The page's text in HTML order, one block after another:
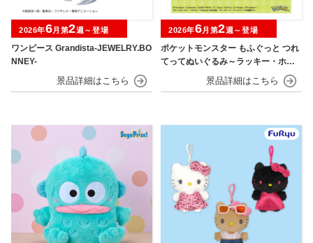
ワンピース Grandista-JEWELRY.BO
NNEY-
2026年6月第2週～登場
ポケットモンスター もふぐっと つれ
てってぬいぐるみ～ラッキー・ホゲ
2026年6月第2週～登場